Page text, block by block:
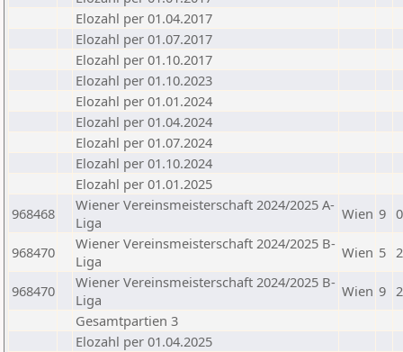
Elozahl per 01.04.2017
Elozahl per 01.07.2017
Elozahl per 01.10.2017
Elozahl per 01.10.2023
Elozahl per 01.01.2024
Elozahl per 01.04.2024
Elozahl per 01.07.2024
Elozahl per 01.10.2024
Elozahl per 01.01.2025
968468
Wiener Vereinsmeisterschaft 2024/2025 A-
Liga
Wien 9
968470
Wiener Vereinsmeisterschaft 2024/2025 B-
Liga
Wien 5
968470
Wiener Vereinsmeisterschaft 2024/2025 B-
Liga
Wien 9
Gesamtpartien 3
Elozahl per 01.04.2025